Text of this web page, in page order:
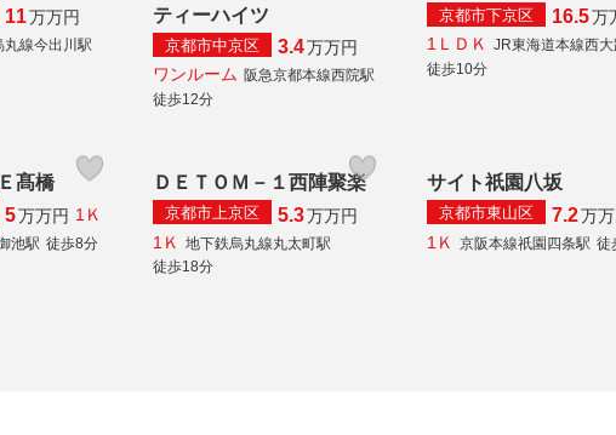
11万万円
丸線今出川駅
ティーハイツ
京都市中京区 3.4万万円
ワンルーム 阪急京都本線西院駅
徒歩12分
京都市下京区 16.5万
1ＬＤＫ JR東海道本線西大
徒歩10分
髙橋
5万万円 1Ｋ
池駅 徒歩8分
ＤＥＴＯＭ－１西陣聚楽
京都市上京区 5.3万万円
1Ｋ
地下鉄烏丸線丸太町駅
徒歩18分
サイト祇園八坂
京都市東山区 7.2万
1Ｋ
京阪本線祇園四条駅 徒